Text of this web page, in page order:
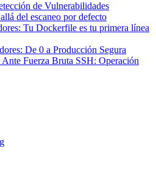
de Vulnerabilidades
del escaneo por defecto
Tu Dockerfile es tu primera línea
De 0 a Producción Segura
Fuerza Bruta SSH: Operación